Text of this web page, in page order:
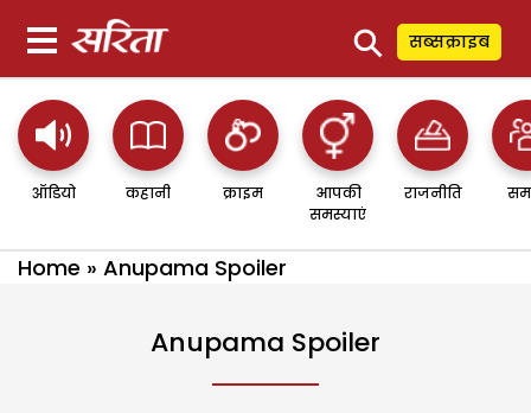
⚲ सब्सक्राइब
ऑडियो कहानी क्राइम
आपकी
समस्याएं
राजनीति
Home » Anupama Spoiler
Anupama Spoiler